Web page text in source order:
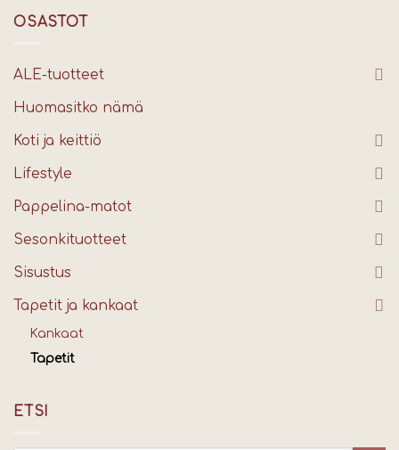
OSASTOT
ALE-tuotteet
Huomasitko nämä
Koti ja keittiö
Lifestyle
Pappelina-matot
Sesonkituotteet
Sisustus
Tapetit ja kankaat
Kankaat
Tapetit
ETSI